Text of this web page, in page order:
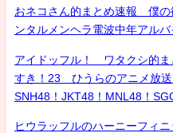
おネコさん的まとめ速報 僕の
ンタルメンヘラ電波中年アル
アイドッフル！ ワタクシ的
すき！23 ひうらのアニメ放
SNH48！JKT48！MNL48！
ヒウラッフルのハーニーフィ